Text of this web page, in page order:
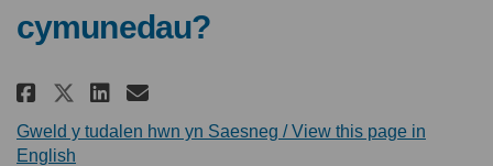
cymunedau?
Rhannu Gwastraff ac ailgylchu
Rhannu Gwastraff ac
Rhannu Gwastraff ac
E-bost Gwastraff ac
Gweld y tudalen hwn yn Saesneg / View this page in
English